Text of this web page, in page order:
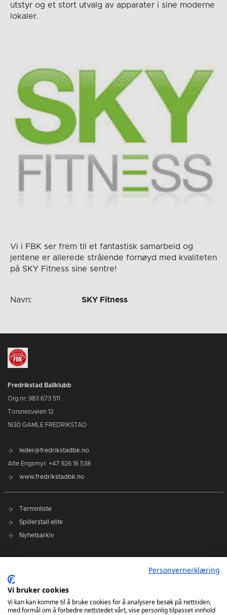
utstyr og et stort utvalg av apparater i sine moderne
lokaler.
Vi i FBK ser frem til et fantastisk samarbeid og
jentene er allerede strålende fornøyd med kvaliteten
på SKY Fitness sine sentre!
Navn: SKY Fitness
Fredrikstad Ballklubb
Org nr: 983 673 511
Torsnesveien 12
1630 GAMLE FREDRIKSTAD
leder@fredrikstadbk.no
Atle Engsmyr: +47 926 16 538
www.fredrikstadbk.no
Terminliste
Spillerstall elite
Nyhetsarkiv
Instagram Elite
Instagram Rekrutt
Facebook
Personvernerklæring
Vi bruker cookies
Vi kan kan komme til å bruke cookies for å analysere besøk på nettsiden,
med formål om å forbedre nettstedet vårt, vise personlig tilpasset innhold